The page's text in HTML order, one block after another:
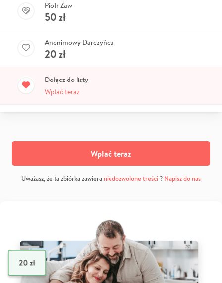
Piotr Zaw
50 zł
Anonimowy Darczyńca
20 zł
Dołącz do listy
Wpłać teraz
Wpłać teraz
Uważasz, że ta zbiórka zawiera niedozwolone treści? Napisz do nas